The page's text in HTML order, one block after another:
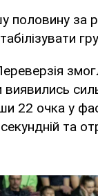
половину за
виявились
22 очка у
та